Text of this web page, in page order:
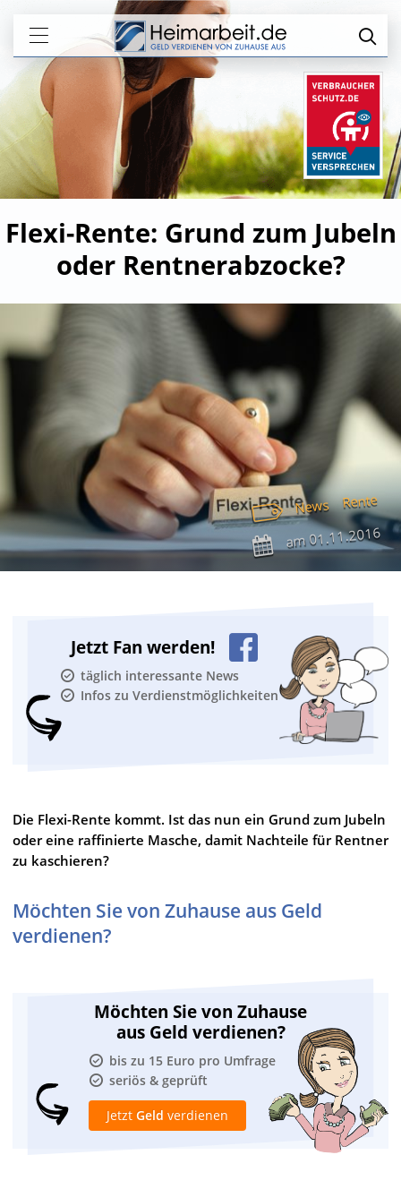
Flexi-Rente: Grund zum Jubeln
oder Rentnerabzocke?
News Rente
am01.11.2016
Jetzt Fan werden!
täglich interessante News
Infos zu Verdienstmöglichkeiten
Die Flexi-Rente kommt. Ist das nun ein Grund zum Jubeln
oder eine raffinierte Masche, damit Nachteile für Rentner
zu kaschieren?
Möchten Sie von Zuhause aus Geld
verdienen?
Möchten Sie von Zuhause
aus Geld verdienen?
bis zu 15 Euro pro Umfrage
seriös & geprüft
Jetzt Geld verdienen